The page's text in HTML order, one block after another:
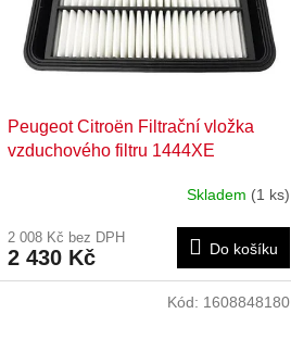
Peugeot Citroën Filtrační vložka
vzduchového filtru 1444XE
Skladem (1 ks)
2 008 Kč bez DPH
2 430 Kč Do košíku
Kód: 1608848180